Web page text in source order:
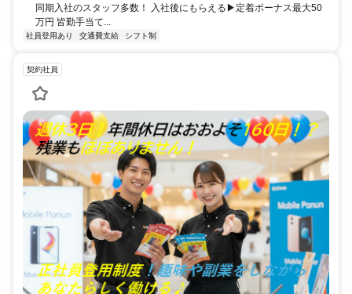
同期入社のスタッフ多数！ 入社後にもらえる▶定着ボーナス最大50
万円 皆勤手当て...
社員登用あり 交通費支給 シフト制
契約社員